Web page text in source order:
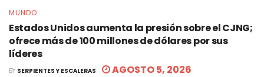
MUNDO
Estados Unidos aumenta la presión sobre el CJNG;
ofrece más de 100 millones de dólares por sus
líderes
BY SERPIENTES Y ESCALERAS AGOSTO 5, 2026